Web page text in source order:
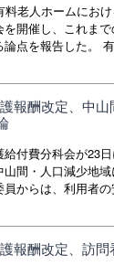
料老人ホームにお
開催し、これま
点を報告した。
護報酬改定、中
付費分科会が23
間・人口減少地
からは、利用者
護報酬改定、訪